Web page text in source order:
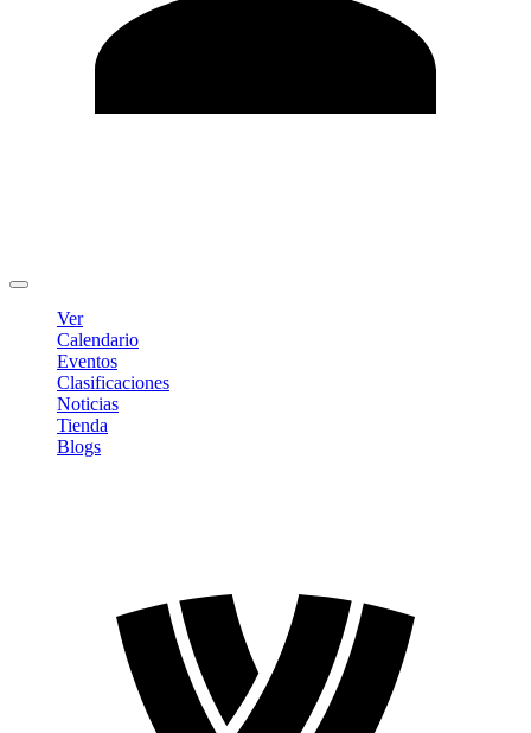
Ver
Calendario
Eventos
Clasificaciones
Noticias
Tienda
Blogs